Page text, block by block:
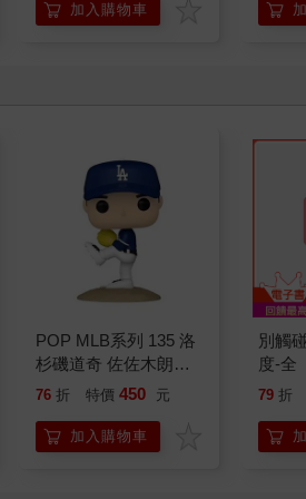
加入購物車
POP MLB系列 135 洛
杉磯道奇 佐佐木朗希
公仔 模型 投手
76 折 特價 450 元
加入購物車
別觸
度-全
79 折